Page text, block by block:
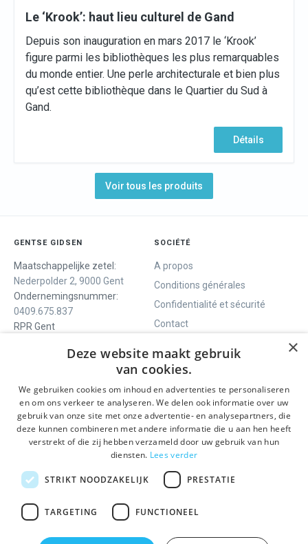
Le ‘Krook’: haut lieu culturel de Gand
Depuis son inauguration en mars 2017 le ‘Krook’
figure parmi les bibliothèques les plus remarquables
du monde entier. Une perle architecturale et bien plus
qu’est cette bibliothèque dans le Quartier du Sud à
Gand.
Détails
Voir tous les produits
GENTSE GIDSEN
Maatschappelijke zetel:
Nederpolder 2, 9000 Gent
Ondernemingsnummer:
0409.675.837
RPR Gent
SOCIÉTÉ
A propos
Conditions générales
Confidentialité et sécurité
Contact
Visites guidées
Gand en un jour
Visite guidée du centre
Activités
SOCIALS
Facebook
Instagram
LinkedIn
RESTEZ INFORMÉ
Envoyer
×
Deze website maakt gebruik
van cookies.
We gebruiken cookies om inhoud en advertenties te personaliseren
en om ons verkeer te analyseren. We delen ook informatie over uw
gebruik van onze site met onze advertentie- en analysepartners, die
deze kunnen combineren met andere informatie die u aan hen heeft
verstrekt of die zij hebben verzameld door uw gebruik van hun
diensten. Lees verder
STRIKT NOODZAKELIJK PRESTATIE
TARGETING FUNCTIONEEL